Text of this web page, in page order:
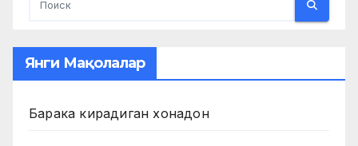
Янги Мақолалар
Барака кирадиган хонадон